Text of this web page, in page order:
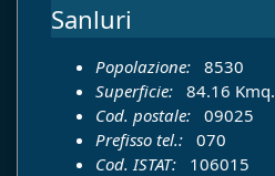
Sanluri
Popolazione: 8530
Superficie: 84.16 Kmq.
Cod. postale: 09025
Prefisso tel.: 070
Cod. ISTAT: 106015